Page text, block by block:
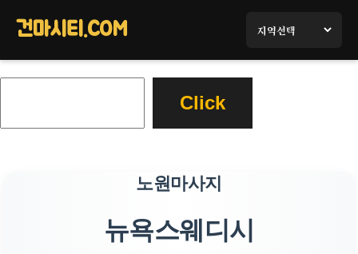
가
건마시티.COM
Click
노원마사지
뉴욕스웨디시